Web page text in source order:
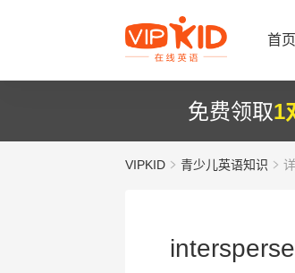
首页
免费领取1
VIPKID 青少儿英语知识